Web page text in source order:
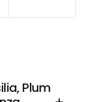
Plum